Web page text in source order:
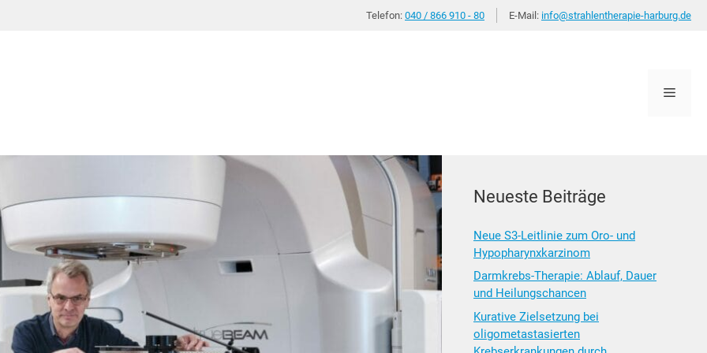
Telefon: 040 / 866 910 - 80 E-Mail: info@strahlentherapie-harburg.de
Menü
Neueste Beiträge
Neue S3-Leitlinie zum Oro- und
Hypopharynxkarzinom
Darmkrebs-Therapie: Ablauf, Dauer
und Heilungschancen
Kurative Zielsetzung bei
oligometastasierten